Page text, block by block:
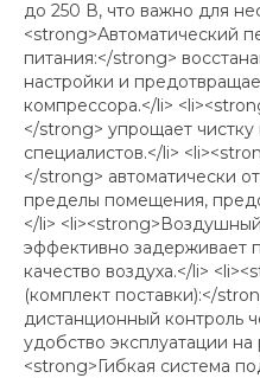
до 250 В, что важно для
<strong>Автоматический
питания:</strong>
настройки и
компрессора.</li>
</strong> упрощает
специалистов.</li>
</strong> автоматически
пределы помещения,
</li>
эффективно задерживает
качество воздуха.</li>
(комплект поставки):</
дистанционный контроль
удобство эксплуатации на
<strong>Гибкая система